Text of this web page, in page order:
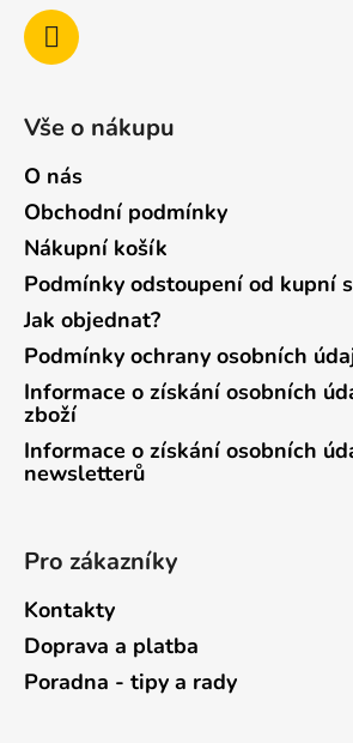
Vše o nákupu
O nás
Obchodní podmínky
Nákupní košík
Podmínky odstoupení od kupní
Jak objednat?
Podmínky ochrany osobních
Informace o získání osobních
zboží
Informace o získání osobních
newsletterů
Pro zákazníky
Kontakty
Doprava a platba
Poradna - tipy a rady